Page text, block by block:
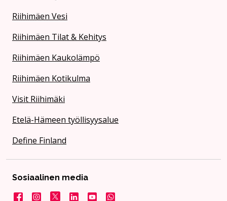
Riihimäen Vesi
Riihimäen Tilat & Kehitys
Riihimäen Kaukolämpö
Riihimäen Kotikulma
Visit Riihimäki
Etelä-Hämeen työllisyysalue
Define Finland
Sosiaalinen media